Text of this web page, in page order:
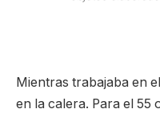
Mientras trabajaba en
en la calera. Para el 55